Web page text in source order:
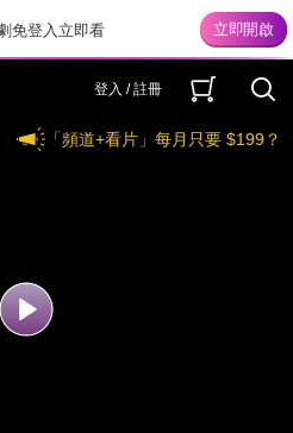
免登入立即看
登入 / 註冊
「頻道+看片」每月只要 $199？